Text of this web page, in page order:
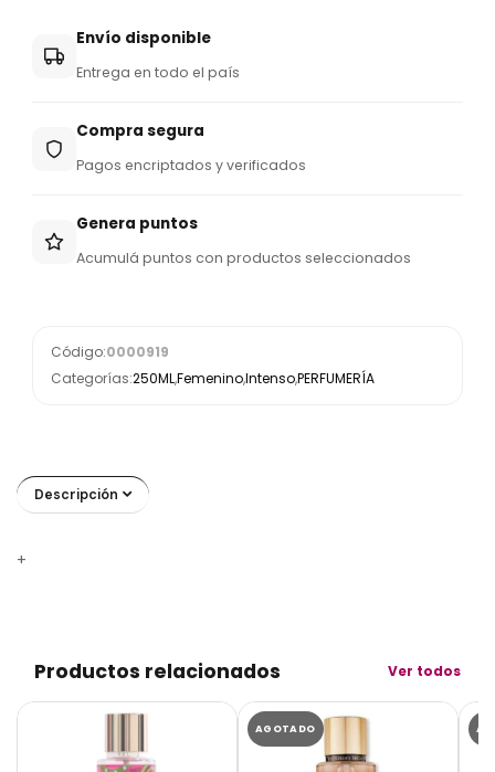
Envío disponible
Entrega en todo el país
Compra segura
Pagos encriptados y verificados
Genera puntos
Acumulá puntos con productos seleccionados
Código:0000919
Categorías:250ML,Femenino,Intenso,PERFUMERÍA
Descripción
+
Productos relacionados Ver todos
AGOTADO